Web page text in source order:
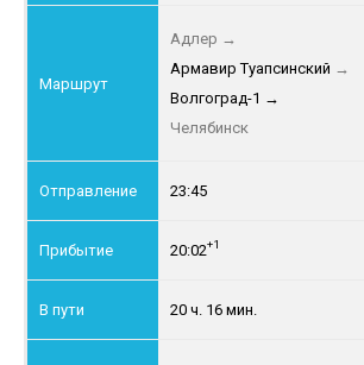
Адлер →
Армавир Туапсинский →
Волгоград-1 →
Челябинск
23:45
20:02+1
20 ч. 16 мин.